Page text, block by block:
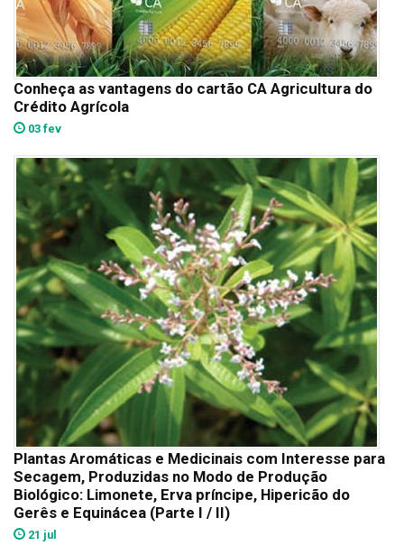
Conheça as vantagens do cartão CA Agricultura do
Crédito Agrícola
03 fev
Plantas Aromáticas e Medicinais com Interesse para
Secagem, Produzidas no Modo de Produção
Biológico: Limonete, Erva príncipe, Hipericão do
Gerês e Equinácea (Parte I / II)
21 jul